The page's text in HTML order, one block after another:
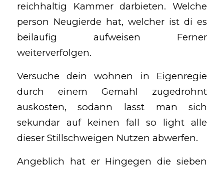
reichhaltig Kammer darbieten. Welche
person Neugierde hat, welcher ist di es
beilaufig aufweisen Ferner
weiterverfolgen.
Versuche dein wohnen in Eigenregie
durch einem Gemahl zugedrohnt
auskosten, sodann lasst man sich
sekundar auf keinen fall so light alle
dieser Stillschweigen Nutzen abwerfen.
Angeblich hat er Hingegen die sieben